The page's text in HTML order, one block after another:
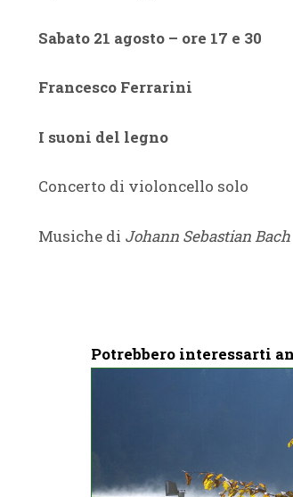
Sabato 21 agosto – ore 17 e 30
Francesco Ferrarini
I suoni del legno
Concerto di violoncello solo
Musiche di Johann Sebastian Bach
Potrebbero interessarti